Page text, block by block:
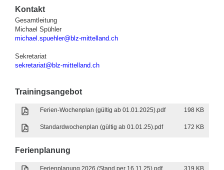
Kontakt
Gesamtleitung
Michael Spühler
michael.spuehler@blz-mittelland.ch
Sekretariat
sekretariat@blz-mittelland.ch
Trainingsangebot
Ferien-Wochenplan (gültig ab 01.01.2025).pdf 198 KB
Standardwochenplan (gültig ab 01.01.25).pdf 172 KB
Ferienplanung